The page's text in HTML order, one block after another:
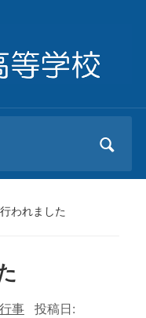
われました
事 投稿日: